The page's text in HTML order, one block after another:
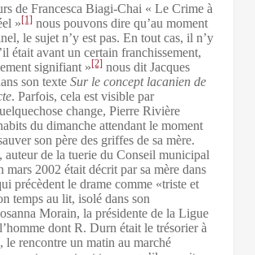
de Francesca Biagi-Chai « Le Crime à
»[1]nous pouvons dire qu’au moment
le sujet n’y est pas. En tout cas, il n’y
était avant un certain franchissement,
signifiant »[2]nous dit Jacques
son texte Sur le concept lacanien de
. Parfois, cela est visible par
change, Pierre Rivière
du dimanche attendant le moment
son père des griffes de sa mère.
de la tuerie du Conseil municipal
mars 2002 était décrit par sa mère dans
précèdent le drame comme «triste et
temps au lit, isolé dans son
Morain, la présidente de la Ligue
dont R. Durn était le trésorier à
le rencontre un matin au marché